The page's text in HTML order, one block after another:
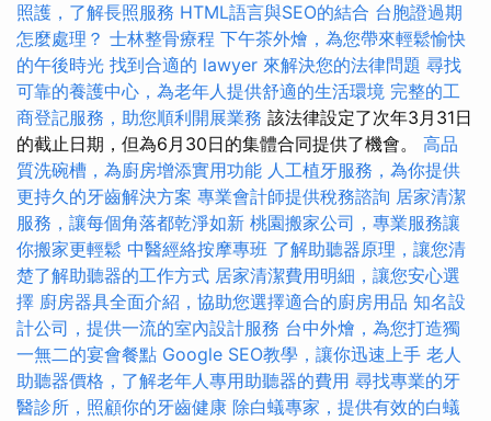
照護，了解長照服務 HTML語言與SEO的結合 台胞證過期
怎麼處理？ 士林整骨療程 下午茶外燴，為您帶來輕鬆愉快
的午後時光 找到合適的 lawyer 來解決您的法律問題 尋找
可靠的養護中心，為老年人提供舒適的生活環境 完整的工
商登記服務，助您順利開展業務 該法律設定了次年3月31日
的截止日期，但為6月30日的集體合同提供了機會。 高品
質洗碗槽，為廚房增添實用功能 人工植牙服務，為你提供
更持久的牙齒解決方案 專業會計師提供稅務諮詢 居家清潔
服務，讓每個角落都乾淨如新 桃園搬家公司，專業服務讓
你搬家更輕鬆 中醫經絡按摩專班 了解助聽器原理，讓您清
楚了解助聽器的工作方式 居家清潔費用明細，讓您安心選
擇 廚房器具全面介紹，協助您選擇適合的廚房用品 知名設
計公司，提供一流的室內設計服務 台中外燴，為您打造獨
一無二的宴會餐點 Google SEO教學，讓你迅速上手 老人
助聽器價格，了解老年人專用助聽器的費用 尋找專業的牙
醫診所，照顧你的牙齒健康 除白蟻專家，提供有效的白蟻